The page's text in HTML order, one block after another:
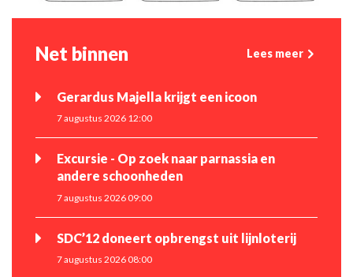
Net binnen Lees meer
Gerardus Majella krijgt een icoon
7 augustus 2026 12:00
Excursie - Op zoek naar parnassia en
andere schoonheden
7 augustus 2026 09:00
SDC’12 doneert opbrengst uit lijnloterij
7 augustus 2026 08:00